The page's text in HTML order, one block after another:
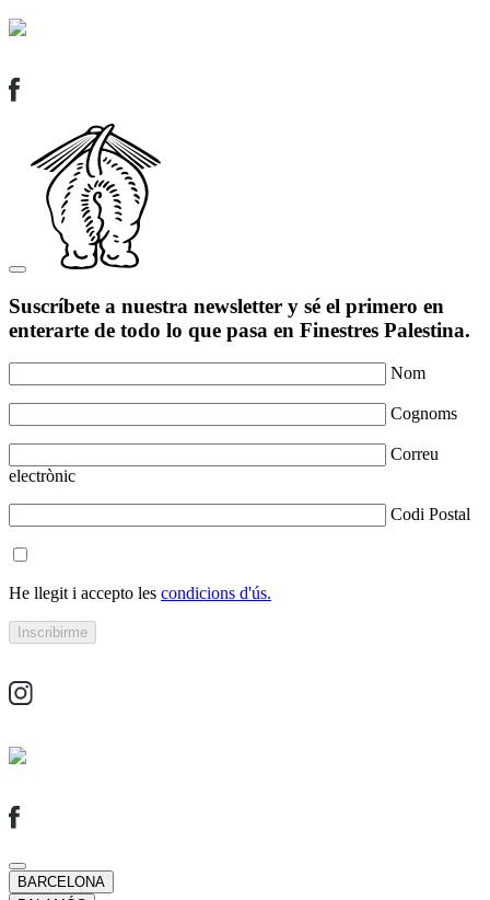
Suscríbete a nuestra newsletter y sé el primero en
enterarte de todo lo que pasa en Finestres Palestina.
Nom
Cognoms
Correu
electrònic
Codi Postal
He llegit i accepto les condicions d'ús.
BARCELONA